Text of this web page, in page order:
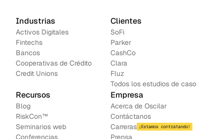
Industrias
Activos Digitales
Fintechs
Bancos
Cooperativas de Crédito
Credit Unions
Clientes
SoFi
Parker
CashCo
Clara
Fluz
Todos los estudios de caso
Recursos
Blog
RiskCon™
Seminarios web
Conferencias
Empresa
Acerca de Oscilar
Contáctanos
Carreras ¡Estamos contratando!
Prensa